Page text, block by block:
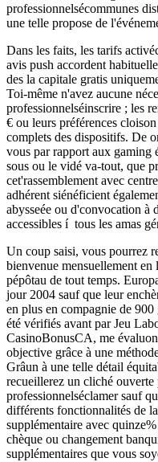
professionnelsécommunes
une telle propose de
Dans les faits, les tarifs
avis push accordent
des la capitale gratis
Toi-même n'avez aucune
professionnelséinscrire ; les
€ ou leurs préférences
complets des dispositifs. De
vous par rapport aux gaming
sous ou le vidé va-tout, que
cet'rassemblement avec
adhérent siénéficient
abysseée ou d'convocation à
accessibles í tous les amas
Un coup saisi, vous pourrez
bienvenue mensuellement
pépôtau de tout temps.
jour 2004 sauf que leur
en plus en compagnie de
été vérifiés avant par Jeu
CasinoBonusCA, me
objective grâce à une
Grâun à une telle détail
recueillerez un cliché
professionnelséclamer sauf
différents fonctionnalités de
supplémentaire avec
chèque ou changement
supplémentaires que vous